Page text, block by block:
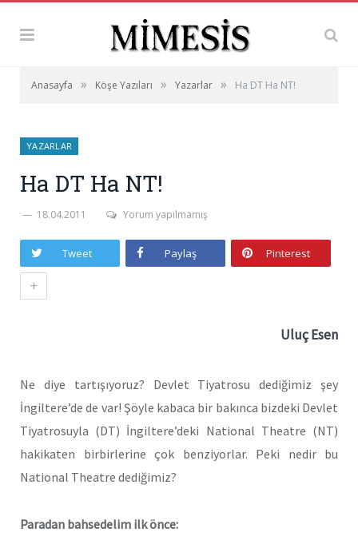
Anasayfa » Köşe Yazıları » Yazarlar » Ha DT Ha NT!
YAZARLAR
Ha DT Ha NT!
18.04.2011 Yorum yapılmamış
Tweet Paylaş Pinterest
+
Uluç Esen
Ne diye tartışıyoruz? Devlet Tiyatrosu dediğimiz şey
İngiltere’de de var! Şöyle kabaca bir bakınca bizdeki Devlet
Tiyatrosuyla (DT) İngiltere’deki National Theatre (NT)
hakikaten birbirlerine çok benziyorlar. Peki nedir bu
National Theatre dediğimiz?
Paradan bahsedelim ilk önce: